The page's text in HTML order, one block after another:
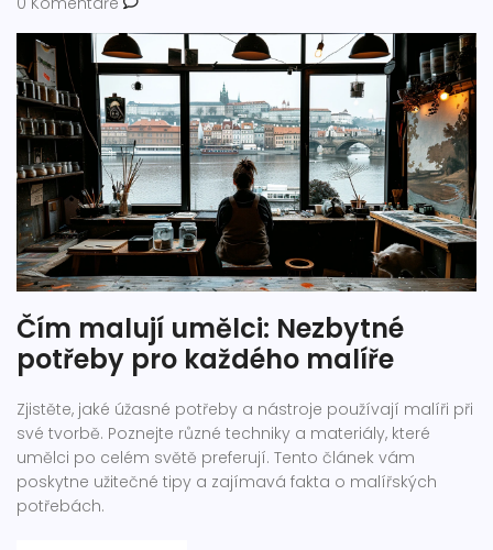
Čím malují umělci: Nezbytné
potřeby pro každého malíře
Zjistěte, jaké úžasné potřeby a nástroje používají malíři při
své tvorbě. Poznejte různé techniky a materiály, které
umělci po celém světě preferují. Tento článek vám
poskytne užitečné tipy a zajímavá fakta o malířských
potřebách.